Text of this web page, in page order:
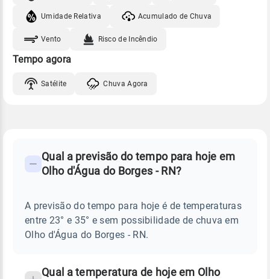
Umidade Relativa Acumulado de Chuva
Vento Risco de Incêndio
Tempo agora
Satélite Chuva Agora
PREVISÃO
TEMPO
D'ÁGUA
BORGES
Perguntas
sobre
chuva
Qual a previsão do tempo para hoje em
Olho d'Água do Borges - RN?
A previsão do tempo para hoje é de temperaturas
entre 23° e 35° e sem possibilidade de chuva em
Olho d'Água do Borges - RN.
Qual a temperatura de hoje em Olho